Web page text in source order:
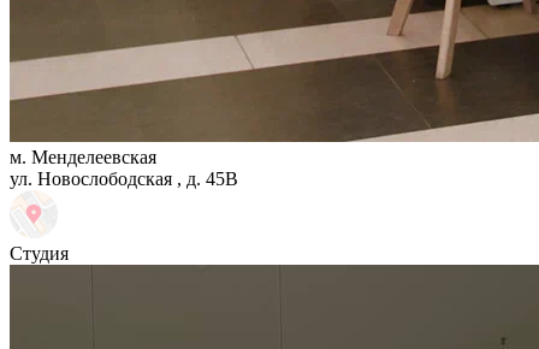
м. Менделеевская
ул. Новослободская , д. 45В
Студия